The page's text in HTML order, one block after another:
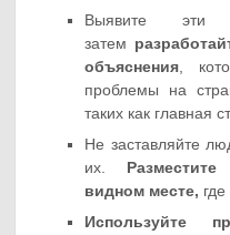
Выявите
затем
объяснения,
проблемы на
таких как главная
Не заставляйте
их.
видном месте,
Используйте